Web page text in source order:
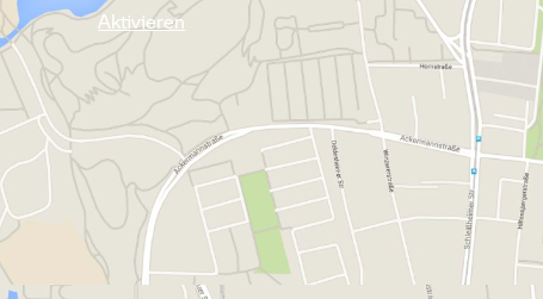
Aktivieren